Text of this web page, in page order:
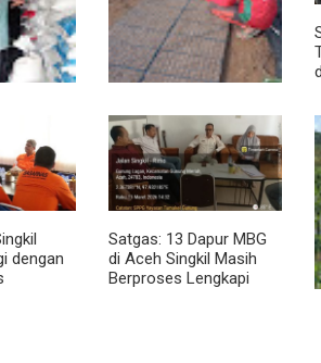
Babinsa
Stok
Dari Bibit Jadi Harapan,
Babinsa Dampingi
Warga Kembangkan
Semangka
dengan
Satgas: 13 Dapur MBG
di Aceh Singkil Masih
Berproses Lengkapi